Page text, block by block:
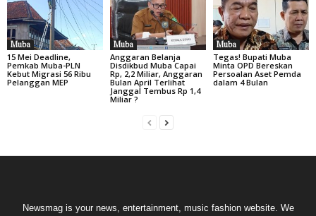
Muba
15 Mei Deadline,
Pemkab Muba-PLN
Kebut Migrasi 56 Ribu
Pelanggan MEP
Muba
Anggaran Belanja
Disdikbud Muba Capai
Rp, 2,2 Miliar, Anggaran
Bulan April Terlihat
Janggal Tembus Rp 1,4
Miliar ?
Muba
Tegas! Bupati Muba
Minta OPD Bereskan
Persoalan Aset Pemda
dalam 4 Bulan
Newsmag is your news, entertainment, music fashion website. We